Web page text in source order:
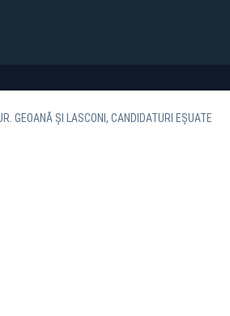
GEOANĂ ȘI LASCONI, CANDIDATURI EȘUATE